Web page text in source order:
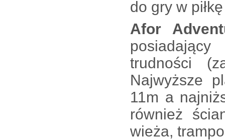
do gry w
Afor
trudności
Najwyższe
11m a
również
wieża,